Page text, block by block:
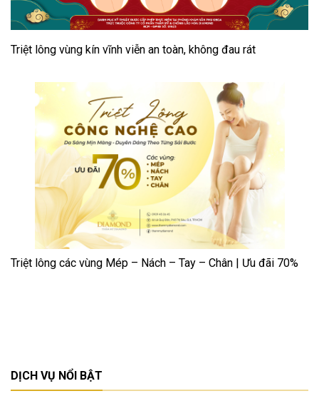
Triệt lông vùng kín vĩnh viễn an toàn, không đau rát
Triệt lông các vùng Mép – Nách – Tay – Chân | Ưu đãi 70%
DỊCH VỤ NỔI BẬT